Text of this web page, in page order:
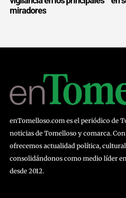
miradores
enTomelloso.com es el periódico de
noticias de Tomelloso y comarca.
ofrecemos actualidad política,
consolidándonos como medio líder
desde 2012.